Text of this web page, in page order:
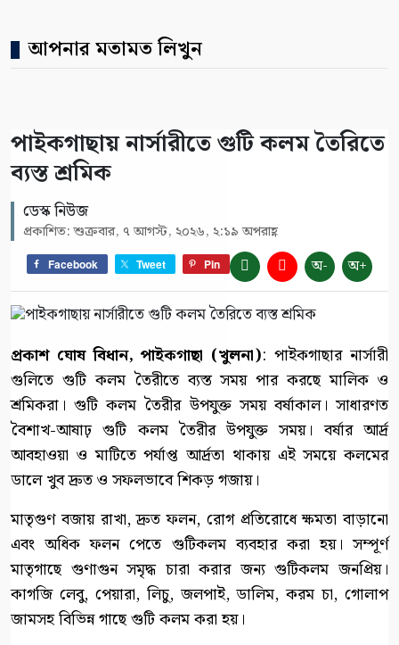
আপনার মতামত লিখুন
পাইকগাছায় নার্সারীতে গুটি কলম তৈরিতে
ব্যস্ত শ্রমিক
ডেস্ক নিউজ
প্রকাশিত: শুক্রবার, ৭ আগস্ট, ২০২৬, ২:১৯ অপরাহ্ণ
Facebook Tweet Pin অ- অ+
প্রকাশ ঘোষ বিধান, পাইকগাছা (খুলনা): পাইকগাছার নার্সারী
গুলিতে গুটি কলম তৈরীতে ব্যস্ত সময় পার করছে মালিক ও
শ্রমিকরা। গুটি কলম তৈরীর উপযুক্ত সময় বর্ষাকাল। সাধারণত
বৈশাখ-আষাঢ় গুটি কলম তৈরীর উপযুক্ত সময়। বর্ষার আর্দ্র
আবহাওয়া ও মাটিতে পর্যাপ্ত আর্দ্রতা থাকায় এই সময়ে কলমের
ডালে খুব দ্রুত ও সফলভাবে শিকড় গজায়।
মাতৃগুণ বজায় রাখা, দ্রুত ফলন, রোগ প্রতিরোধে ক্ষমতা বাড়ানো
এবং অধিক ফলন পেতে গুটিকলম ব্যবহার করা হয়। সম্পূর্ণ
মাতৃগাছে গুণাগুন সমৃদ্ধ চারা করার জন্য গুটিকলম জনপ্রিয়।
কাগজি লেবু, পেয়ারা, লিচু, জলপাই, ডালিম, করম চা, গোলাপ
জামসহ বিভিন্ন গাছে গুটি কলম করা হয়।